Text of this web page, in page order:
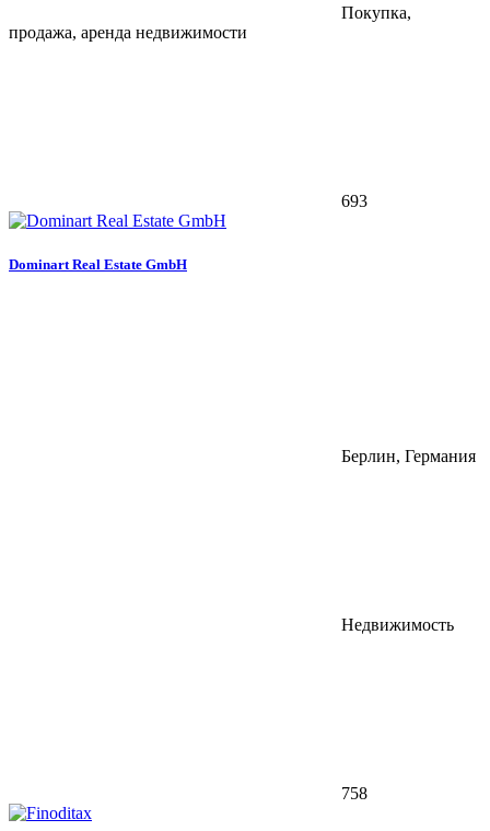
Покупка,
продажа, аренда недвижимости
693
Dominart Real Estate GmbH
Берлин, Германия
Недвижимость
758